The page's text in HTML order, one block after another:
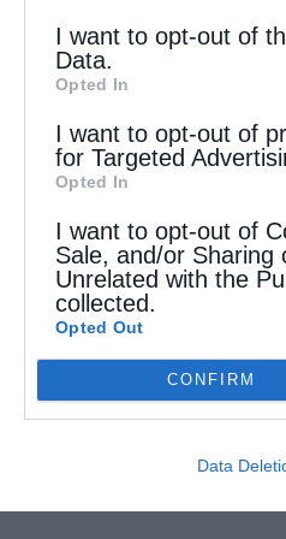
I want to opt-out of
Data.
Opted In
I want to opt-out of
for Targeted
Opted In
I want to opt-out of
Sale, and/or
Unrelated with the
collected.
Opted Out
CONFIRM
Data